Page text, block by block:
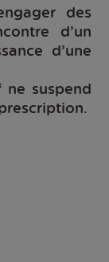
des
d’un
d’une
ne suspend